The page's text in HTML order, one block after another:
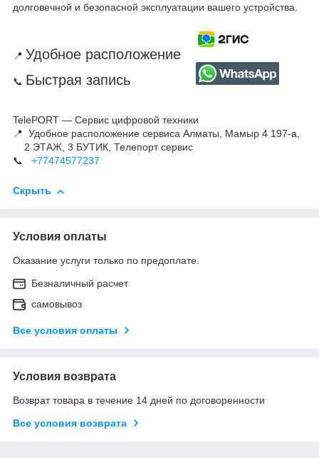
долговечной и безопасной эксплуатации вашего устройства.
📍 Удобное расположение
📞 Быстрая запись
TelePORT — Сервис цифровой техники
📍 Удобное расположение сервиса Алматы, Мамыр 4 197-а,
2 ЭТАЖ, 3 БУТИК, Телепорт сервис
📞
+77474577237
Скрыть
Условия оплаты
Оказание услуги только по предоплате.
Безналичный расчет
самовывоз
Все условия оплаты
Условия возврата
Возврат товара в течение 14 дней по договоренности
Все условия возврата